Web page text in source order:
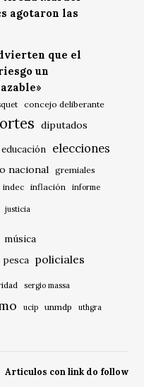
agotaron las
que el
un
concejo deliberante
diputados
educación elecciones
nacional gremiales
indec inflación informe
justicia
música
pesca policiales
sergio massa
ucip unmdp
uthgra
Articulos con link do follow